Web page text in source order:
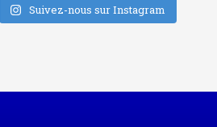
Suivez-nous sur Instagram